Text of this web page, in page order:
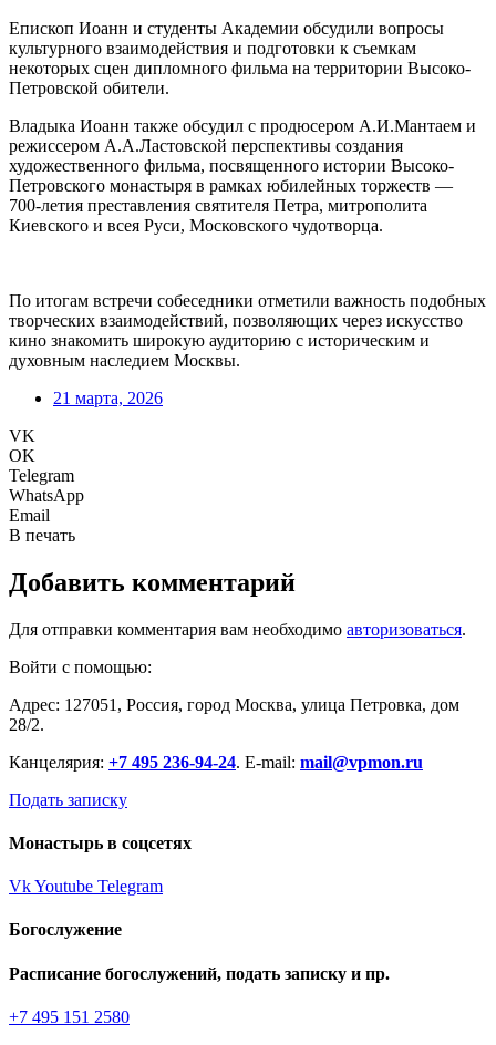
Епископ Иоанн и студенты Академии обсудили вопросы
культурного взаимодействия и подготовки к съемкам
некоторых сцен дипломного фильма на территории Высоко-
Петровской обители.
Владыка Иоанн также обсудил с продюсером А.И.Мантаем и
режиссером А.А.Ластовской перспективы создания
художественного фильма, посвященного истории Высоко-
Петровского монастыря в рамках юбилейных торжеств —
700-летия преставления святителя Петра, митрополита
Киевского и всея Руси, Московского чудотворца.
По итогам встречи собеседники отметили важность подобных
творческих взаимодействий, позволяющих через искусство
кино знакомить широкую аудиторию с историческим и
духовным наследием Москвы.
21 марта, 2026
VK
OK
Telegram
WhatsApp
Email
В печать
Добавить комментарий
Для отправки комментария вам необходимо авторизоваться.
Войти с помощью:
Адрес: 127051, Россия, город Москва, улица Петровка, дом
28/2.
Канцелярия: +7 495 236-94-24. E-mail: mail@vpmon.ru
Подать записку
Монастырь в соцсетях
VkYoutube Telegram
Богослужение
Расписание богослужений, подать записку и пр.
+7 495 151 2580